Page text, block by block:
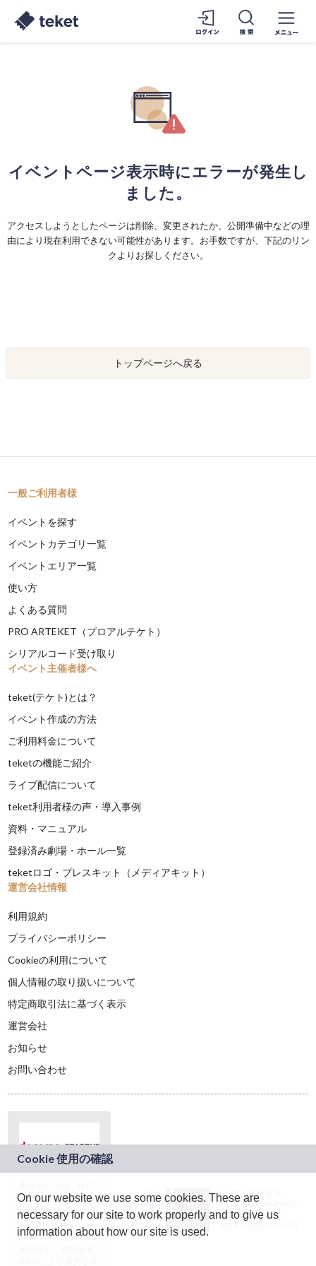
イベントページ表示時にエラーが発生し
ました。
アクセスしようとしたページは削除、変更されたか、公開準備中などの理
由により現在利用できない可能性があります。お手数ですが、下記のリン
クよりお探しください。
トップページへ戻る
一般ご利用者様
イベントを探す
イベントカテゴリ一覧
イベントエリア一覧
使い方
よくある質問
PRO ARTEKET（プロアルテケト）
シリアルコード受け取り
イベント主催者様へ
teket(テケト)とは？
イベント作成の方法
ご利用料金について
teketの機能ご紹介
ライブ配信について
teket利用者様の声・導入事例
資料・マニュアル
登録済み劇場・ホール一覧
teketロゴ・プレスキット（メディアキット）
運営会社情報
利用規約
プライバシーポリシー
Cookieの利用について
個人情報の取り扱いについて
特定商取引法に基づく表示
運営会社
お知らせ
お問い合わせ
ドコモグループの新
規事業創出プログラ
ム「docomo
STARTUP」を通じて
JASRAC許諾番号：
9024936001Y45037
JASRAC許諾番号：
On our website we use some cookies. These are
necessary for our site to work properly and to give us
information about how our site is used.